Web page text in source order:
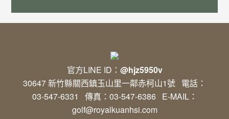
官方LINE ID： @hjz5950v
30647 新竹縣關西鎮玉山里一鄰赤柯山1號 電話：
03-547-6331 傳真：03-547-6386 E-MAIL：
golf@royalkuanhsi.com